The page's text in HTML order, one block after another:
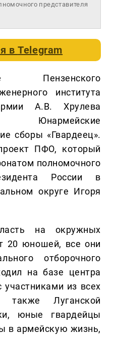
представителя
вTelegram
института
А.В. Хрулева
сборы «Гвардеец».
ПФО, который
полномочного
России в
округе Игоря
на окружных
20 юношей, все они
отборочного
на базе центра
участниками из всех
Луганской
юные гвардейцы
в армейскую жизнь,